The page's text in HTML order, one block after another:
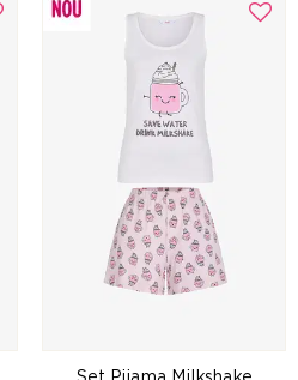
Set Pijama Milkshake